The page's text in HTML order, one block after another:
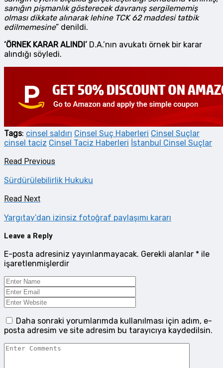
sanığın pişmanlık gösterecek davranış sergilememiş
olması dikkate alınarak lehine TCK 62 maddesi tatbik
edilmemesine” denildi.
‘ÖRNEK KARAR ALINDI’ D.A.’nın avukatı örnek bir karar
alındığı söyledi.
Tags: cinsel saldırı Cinsel Suç Haberleri Cinsel Suçlar
cinsel taciz Cinsel Taciz Haberleri İstanbul Cinsel Suçlar
Read Previous
Sürdürülebilirlik Hukuku
Read Next
Yargıtay’dan izinsiz fotoğraf paylaşımı kararı
Leave a Reply
E-posta adresiniz yayınlanmayacak. Gerekli alanlar * ile
işaretlenmişlerdir
Daha sonraki yorumlarımda kullanılması için adım, e-
posta adresim ve site adresim bu tarayıcıya kaydedilsin.